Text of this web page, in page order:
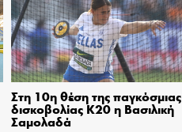
Στη 10η θέση της παγκόσμιας
δισκοβολίας Κ20 η Βασιλική
Σαμολαδά